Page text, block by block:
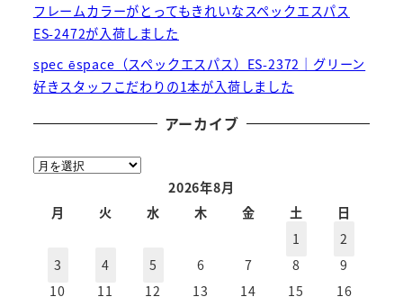
フレームカラーがとってもきれいなスペックエスパス
ES-2472が入荷しました
spec ēspace（スペックエスパス）ES-2372｜グリーン
好きスタッフこだわりの1本が入荷しました
アーカイブ
ア
2026年8月
月
火 水 木 金 土
日
1
2
3
4 5 6 7 8
9
10
11 12 13 14 15 16